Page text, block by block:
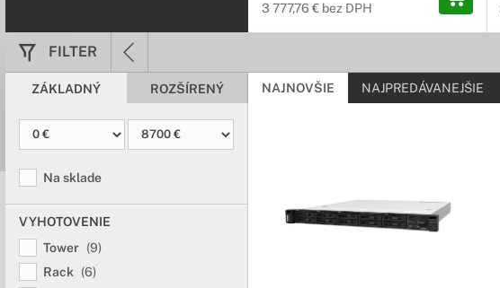
3 777,76 € bez DPH
FILTER
ZÁKLADNÝ ROZŠÍRENÝ
Na sklade
VYHOTOVENIE
Tower (9)
Rack
(6)
NAJNOVŠIE NAJPREDÁVANEJŠIE